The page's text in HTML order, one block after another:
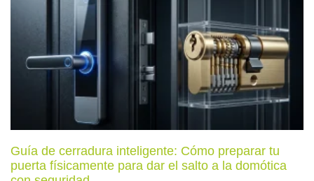
Guía de cerradura inteligente: Cómo preparar tu
puerta físicamente para dar el salto a la domótica